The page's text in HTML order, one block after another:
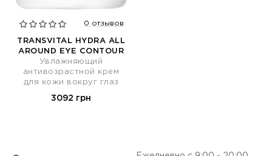
0 отзывов
TRANSVITAL HYDRA ALL
AROUND EYE CONTOUR
Увлажняющий
антивозрастной крем
для кожи вокруг глаз
3092 грн